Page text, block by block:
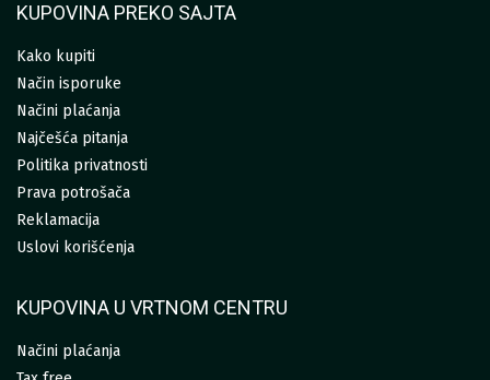
KUPOVINA PREKO SAJTA
Kako kupiti
Način isporuke
Načini plaćanja
Najčešća pitanja
Politika privatnosti
Prava potrošača
Reklamacija
Uslovi korišćenja
KUPOVINA U VRTNOM CENTRU
Načini plaćanja